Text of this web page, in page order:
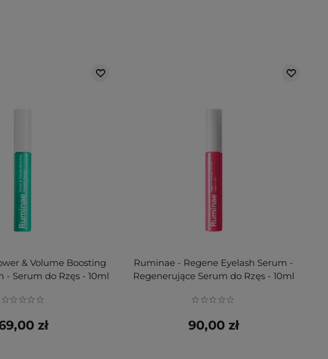
& Volume Boosting
- Serum do Rzęs - 10ml
zł
Ruminae - Regene Eyelash Serum -
Regenerujące Serum do Rzęs - 10ml
90,00 zł